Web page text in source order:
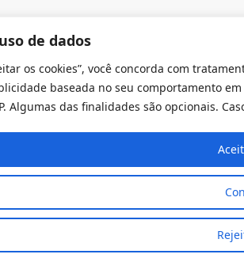
de dados
os cookies”, você concorda com
baseada no seu comportamento
Algumas das finalidades são opcionais.